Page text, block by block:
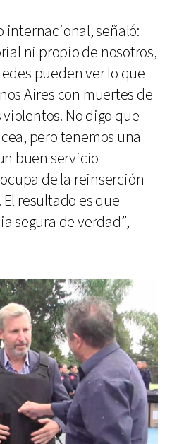
internacional, señaló:
ni propio de nosotros,
pueden ver lo que
Aires con muertes de
No digo que
pero tenemos una
buen servicio
de la reinserción
resultado es que
segura de verdad”,